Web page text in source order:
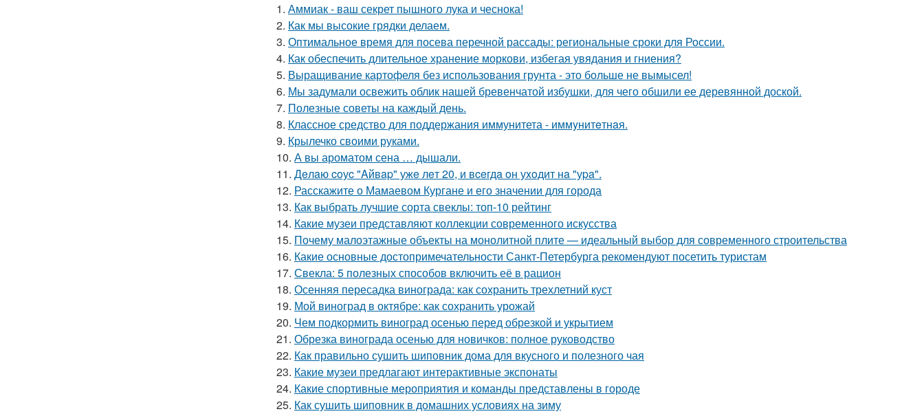
1. Аммиак - ваш секрет пышного лука и чеснока!
2. Как мы высокие грядки делаем.
3. Оптимальное время для посева перечной рассады: региональные сроки для России.
4. Как обеспечить длительное хранение моркови, избегая увядания и гниения?
5. Выращивание картофеля без использования грунта - это больше не вымысел!
6. Мы задумали освежить облик нашей бревенчатой избушки, для чего обшили ее деревянной доской.
7. Полезные советы на каждый день.
8. Классное средство для поддержания иммунитета - иммyнитeтнaя.
9. Крылечко своими руками.
10. А вы ароматом сена … дышали.
11. Дeлaю coуc "Aйвap" ужe лeт 20, и вceгдa oн уxoдит нa "уpa".
12. Расскажите о Мамаевом Кургане и его значении для города
13. Как выбрать лучшие сорта свеклы: топ-10 рейтинг
14. Какие музеи представляют коллекции современного искусства
15. Почему малоэтажные объекты на монолитной плите — идеальный выбор для современного строительства
16. Какие основные достопримечательности Санкт-Петербурга рекомендуют посетить туристам
17. Свекла: 5 полезных способов включить её в рацион
18. Осенняя пересадка винограда: как сохранить трехлетний куст
19. Мой виноград в октябре: как сохранить урожай
20. Чем подкормить виноград осенью перед обрезкой и укрытием
21. Обрезка винограда осенью для новичков: полное руководство
22. Как правильно сушить шиповник дома для вкусного и полезного чая
23. Какие музеи предлагают интерактивные экспонаты
24. Какие спортивные мероприятия и команды представлены в городе
25. Как сушить шиповник в домашних условиях на зиму